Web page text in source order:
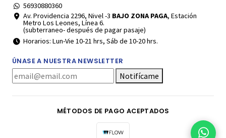
56930880360
Av. Providencia 2296, Nivel -3 BAJO ZONA PAGA, Estación
Metro Los Leones, Línea 6.
(subterraneo- después de pagar pasaje)
Horarios: Lun-Vie 10-21 hrs, Sáb de 10-20 hrs.
ÚNASE A NUESTRA NEWSLETTER
Notifícame
MÉTODOS DE PAGO ACEPTADOS